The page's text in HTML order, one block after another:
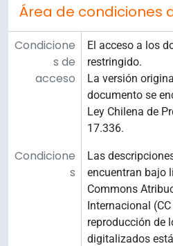
Área de condiciones
Condicione
s de
acceso
El acceso a los
restringido.
La versión
documento se
Ley Chilena de
17.336.
Condicione
s
Las
encuentran bajo
Commons
Internacional
reproducción de
digitalizados